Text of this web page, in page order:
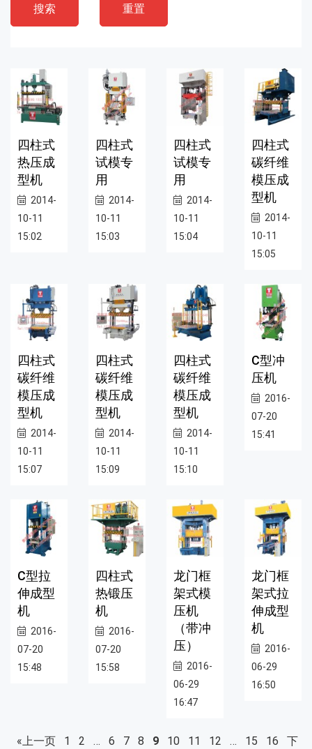
搜索 重置
四柱式
热压成
型机
2014-
10-11
15:02
四柱式
试模专
用
2014-
10-11
15:03
四柱式
试模专
用
2014-
10-11
15:04
四柱式
碳纤维
模压成
型机
2014-
10-11
15:05
四柱式
碳纤维
模压成
型机
2014-
10-11
15:07
四柱式
碳纤维
模压成
型机
2014-
10-11
15:09
四柱式
碳纤维
模压成
型机
2014-
10-11
15:10
C型冲
压机
2016-
07-20
15:41
C型拉
伸成型
机
2016-
07-20
15:48
四柱式
热锻压
机
2016-
07-20
15:58
龙门框
架式模
压机
（带冲
压）
2016-
06-29
16:47
龙门框
架式拉
伸成型
机
2016-
06-29
16:50
«上一页 1 2 … 6 7 8 9 10 11 12 … 15 16
下